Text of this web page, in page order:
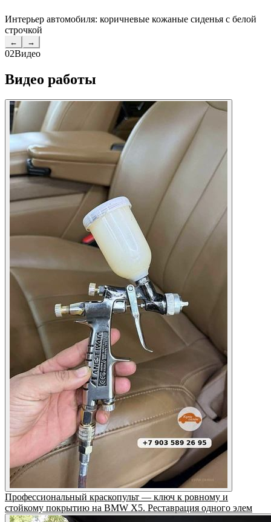
Интерьер автомобиля: коричневые кожаные сиденья с белой
строчкой
← →
02Видео
Видео работы
Профессиональный краскопульт — ключ к ровному и
стойкому покрытию на BMW X5. Реставрация одного элем